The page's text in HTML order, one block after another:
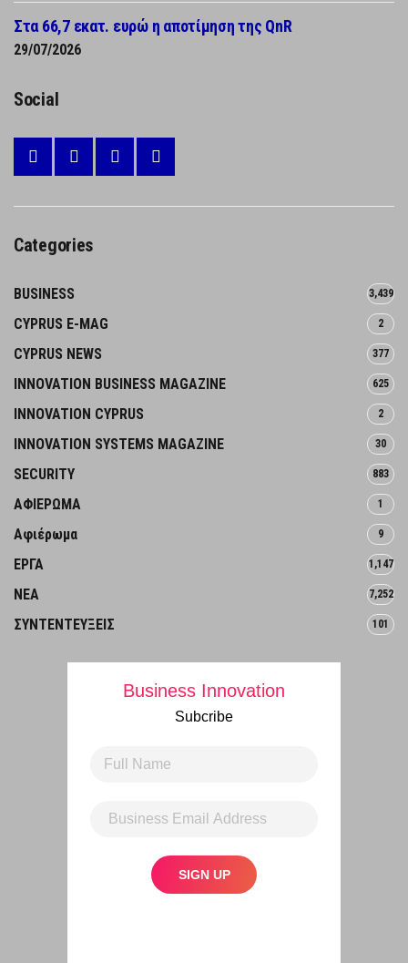
Στα 66,7 εκατ. ευρώ η αποτίμηση της QnR
29/07/2026
Social
Categories
BUSINESS 3,439
CYPRUS E-MAG 2
CYPRUS NEWS 377
INNOVATION BUSINESS MAGAZINE 625
INNOVATION CYPRUS 2
INNOVATION SYSTEMS MAGAZINE 30
SECURITY 883
ΑΦΙΕΡΩΜΑ 1
Αφιέρωμα 9
ΕΡΓΑ 1,147
ΝΕΑ 7,252
ΣΥΝΤΕΝΤΕΥΞΕΙΣ 101
Business Innovation
Subcribe